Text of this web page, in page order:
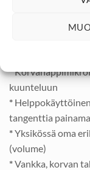
sekä Bandit
*
kuunteluun
*
tangenttia
*Yksikössä oma
(volume)
*Vankka, korvan